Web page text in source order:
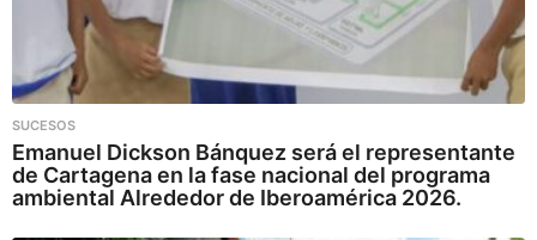
SUCESOS
Emanuel Dickson Bánquez será el representante
de Cartagena en la fase nacional del programa
ambiental Alrededor de Iberoamérica 2026.